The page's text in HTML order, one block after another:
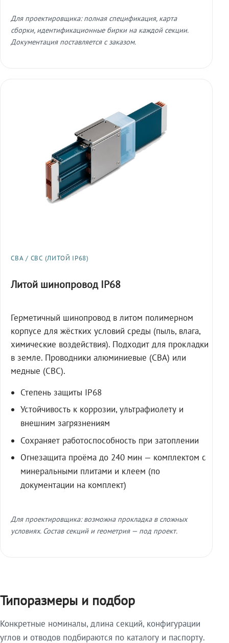
Для проектировщика: полная спецификация, карта
сборки, идентификационные бирки на каждой секции.
Документация поставляется с заказом.
СВА / СВС (ЛИТОЙ IP68)
Литой шинопровод IP68
Герметичный шинопровод в литом полимерном
корпусе для жёстких условий среды (пыль, влага,
химические воздействия). Подходит для прокладки
в земле. Проводники алюминиевые (СВА) или
медные (СВС).
Степень защиты IP68
Устойчивость к коррозии, ультрафиолету и
внешним загрязнениям
Сохраняет работоспособность при затоплении
Огнезащита проёма до 240 мин — комплектом с
минеральными плитами и клеем (по
документации на комплект)
Для проектировщика: возможна прокладка в сложных
условиях. Состав секций и геометрия — под проект.
Типоразмеры и подбор
Конкретные номиналы, длина секций, конфигурации
углов и отводов подбираются по каталогу и паспорту.